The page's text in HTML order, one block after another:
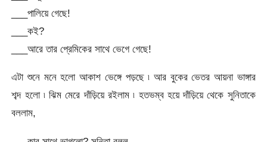
___পালিয়ে গেছে!
___কই?
___আরে তার প্রেমিকের সাথে ভেগে গেছে!
এটা শুনে মনে হলো আকাশ ভেঙ্গে পড়ছে ৷ আর বুকের ভেতর আয়না ভাঙ্গার
শব্দ হলো ৷ ঝিম মেরে দাঁড়িয়ে রইলাম ৷ হতভম্ব হয়ে দাঁড়িয়ে থেকে সুনিতাকে
বললাম,